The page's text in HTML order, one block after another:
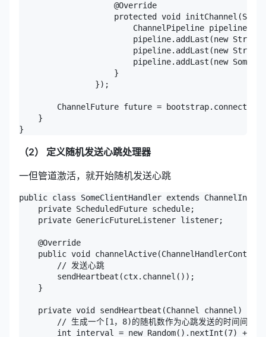
                    @Override
protected void
ChannelPipeline pipeline =
pipeline.addLast(new
pipeline.addLast(new
pipeline.addLast(new
                    }
                });
ChannelFuture future =
    }
（2） 定义随机发送心跳处理器
一但管道激活，就开始随机发送心跳
public class SomeClientHandler extends
    private ScheduledFuture schedule;
    private GenericFutureListener listener;
    @Override
public void channelActive(ChannelHandlerContext
        // 发送心跳
        sendHeartbeat(ctx.channel());
    }
    private void sendHeartbeat(Channel channel) {
        // 生成一个[1，8)的随机数作为心跳发送的时间间隔
        int interval = new Random().nextInt(7) + 1;